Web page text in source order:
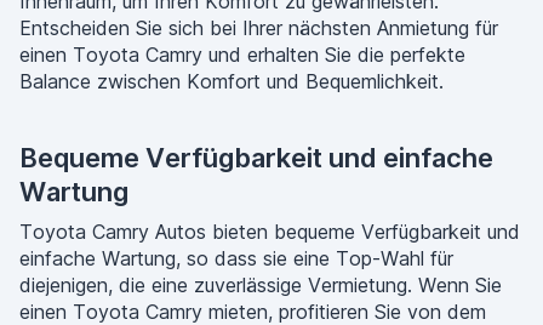
Entscheiden Sie sich bei Ihrer nächsten Anmietung für
einen Toyota Camry und erhalten Sie die perfekte
Balance zwischen Komfort und Bequemlichkeit.
Bequeme Verfügbarkeit und einfache
Wartung
Toyota Camry Autos bieten bequeme Verfügbarkeit und
einfache Wartung, so dass sie eine Top-Wahl für
diejenigen, die eine zuverlässige Vermietung. Wenn Sie
einen Toyota Camry mieten, profitieren Sie von dem